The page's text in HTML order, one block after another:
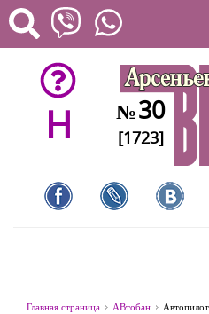
H №30
[1723]
Главная страница АВтобан